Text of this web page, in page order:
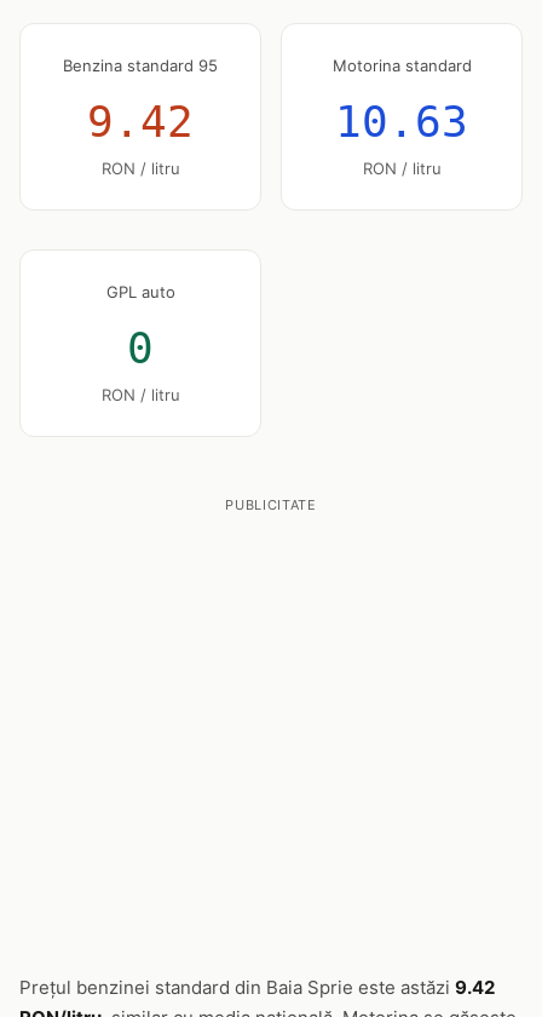
Benzina standard 95
9.42
RON / litru
Motorina standard
10.63
RON / litru
GPL auto
0
RON / litru
PUBLICITATE
Prețul benzinei standard din Baia Sprie este astăzi 9.42